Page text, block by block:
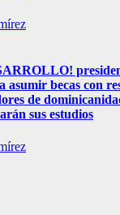
asumir becas con
de
sus estudios